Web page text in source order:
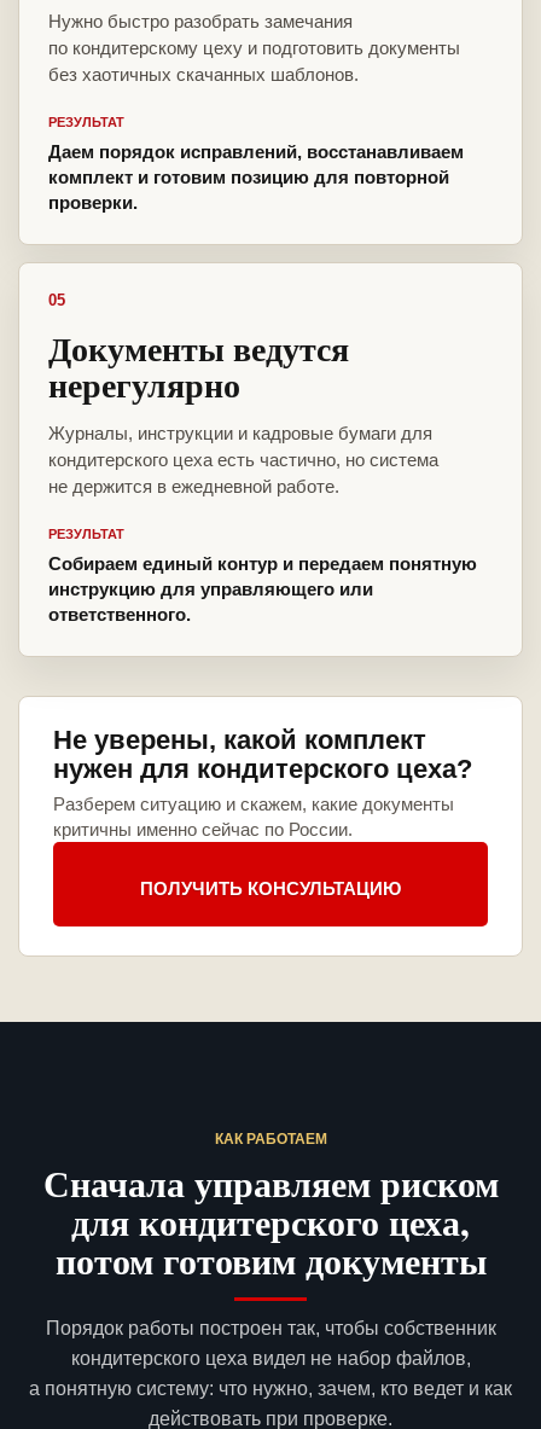
Нужно быстро разобрать замечания
по кондитерскому цеху и подготовить документы
без хаотичных скачанных шаблонов.
РЕЗУЛЬТАТ
Даем порядок исправлений, восстанавливаем
комплект и готовим позицию для повторной
проверки.
05
Документы ведутся
нерегулярно
Журналы, инструкции и кадровые бумаги для
кондитерского цеха есть частично, но система
не держится в ежедневной работе.
РЕЗУЛЬТАТ
Собираем единый контур и передаем понятную
инструкцию для управляющего или
ответственного.
Не уверены, какой комплект
нужен для кондитерского цеха?
Разберем ситуацию и скажем, какие документы
критичны именно сейчас по России.
ПОЛУЧИТЬ КОНСУЛЬТАЦИЮ
КАК РАБОТАЕМ
Сначала управляем риском
для кондитерского цеха,
потом готовим документы
Порядок работы построен так, чтобы собственник
кондитерского цеха видел не набор файлов,
а понятную систему: что нужно, зачем, кто ведет и как
действовать при проверке.